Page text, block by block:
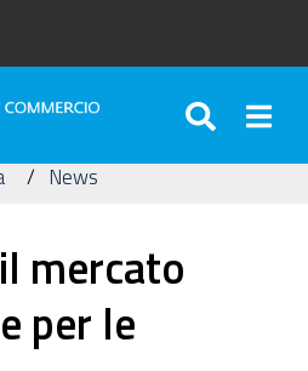
News
mercato
per le